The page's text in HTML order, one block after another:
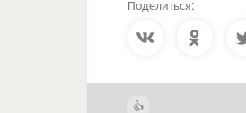
Поделиться: